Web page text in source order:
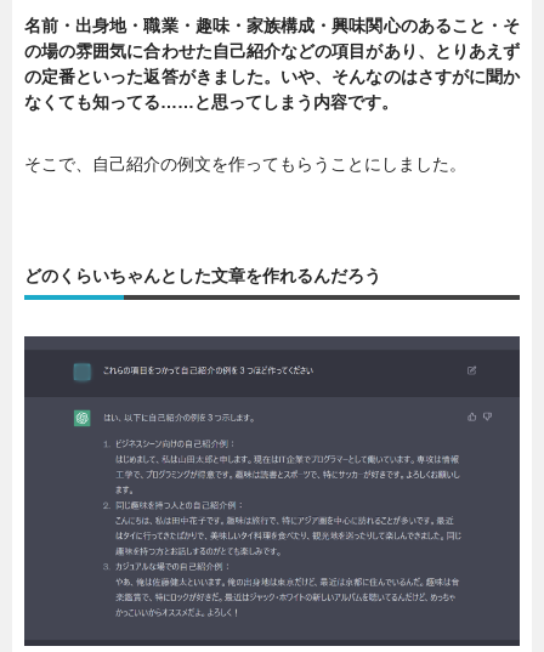
名前・出身地・職業・趣味・家族構成・興味関心のあること・そ
の場の雰囲気に合わせた自己紹介などの項目があり、とりあえず
の定番といった返答がきました。いや、そんなのはさすがに聞か
なくても知ってる……と思ってしまう内容です。
そこで、自己紹介の例文を作ってもらうことにしました。
どのくらいちゃんとした文章を作れるんだろう